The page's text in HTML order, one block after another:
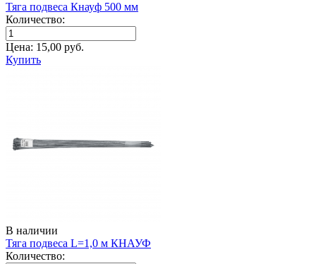
Тяга подвеса Кнауф 500 мм
Количество:
Цена: 15,00 руб.
Купить
В наличии
Тяга подвеса L=1,0 м КНАУФ
Количество: